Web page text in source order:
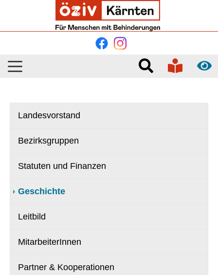
Skip to main navigation
Skip to main content
Skip to page footer
Landesvorstand
Bezirksgruppen
Statuten und Finanzen
Geschichte
Leitbild
MitarbeiterInnen
Partner & Kooperationen